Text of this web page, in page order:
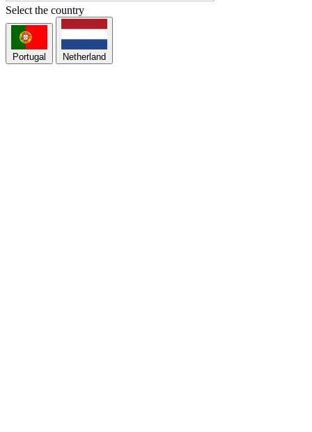
Select the country
Portugal Netherland